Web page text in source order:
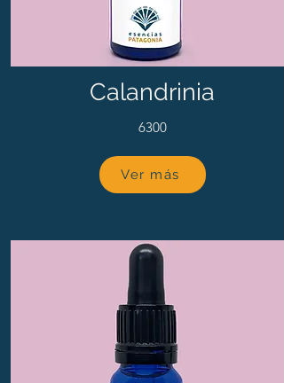
Calandrinia
6300
Ver más